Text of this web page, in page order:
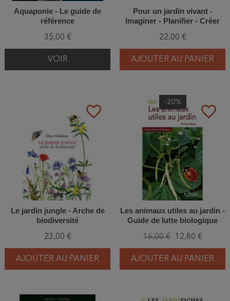
Aquaponie - Le guide de
référence
35,00 €
VOIR
Pour un jardin vivant -
Imaginer - Planifier - Créer
22,00 €
AJOUTER AU PANIER
favorite_border
Le jardin jungle - Arche de
biodiversité
23,00 €
AJOUTER AU PANIER
favorite_border
-20%
Les animaux utiles au jardin -
Guide de lutte biologique
16,00 € 12,80 €
AJOUTER AU PANIER